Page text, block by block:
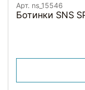
Арт. ns_15546
Ботинки SNS